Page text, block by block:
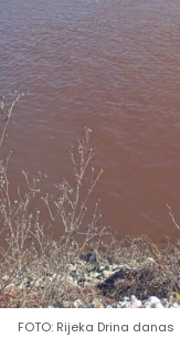
FOTO: Rijeka Drina danas